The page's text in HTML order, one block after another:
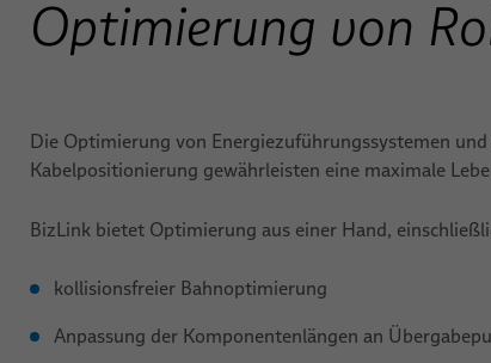
Optimierung von
Die Optimierung von Energiezuführungssystemen und
Kabelpositionierung gewährleisten eine maximale
BizLink bietet Optimierung aus einer Hand,
kollisionsfreier Bahnoptimierung
Anpassung der Komponentenlängen an